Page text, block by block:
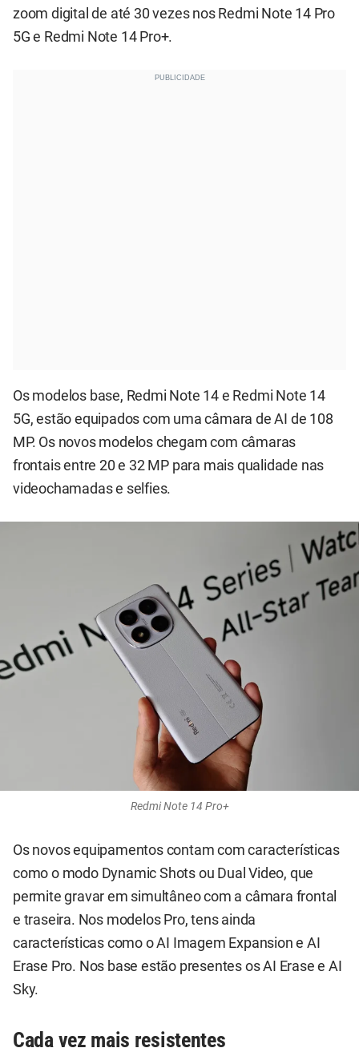
zoom digital de até 30 vezes nos Redmi Note 14 Pro
5G e Redmi Note 14 Pro+.
Os modelos base, Redmi Note 14 e Redmi Note 14
5G, estão equipados com uma câmara de AI de 108
MP. Os novos modelos chegam com câmaras
frontais entre 20 e 32 MP para mais qualidade nas
videochamadas e selfies.
Redmi Note 14 Pro+
Os novos equipamentos contam com características
como o modo Dynamic Shots ou Dual Video, que
permite gravar em simultâneo com a câmara frontal
e traseira. Nos modelos Pro, tens ainda
características como o AI Imagem Expansion e AI
Erase Pro. Nos base estão presentes os AI Erase e AI
Sky.
Cada vez mais resistentes